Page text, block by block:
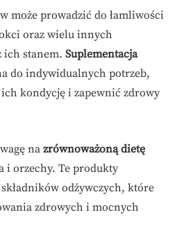
może prowadzić do łamliwości
oraz wielu innych
ich stanem. Suplementacja
do indywidualnych potrzeb,
kondycję i zapewnić zdrowy
nazrównoważoną dietę
i orzechy. Te produkty
odżywczych, które
zdrowych i mocnych